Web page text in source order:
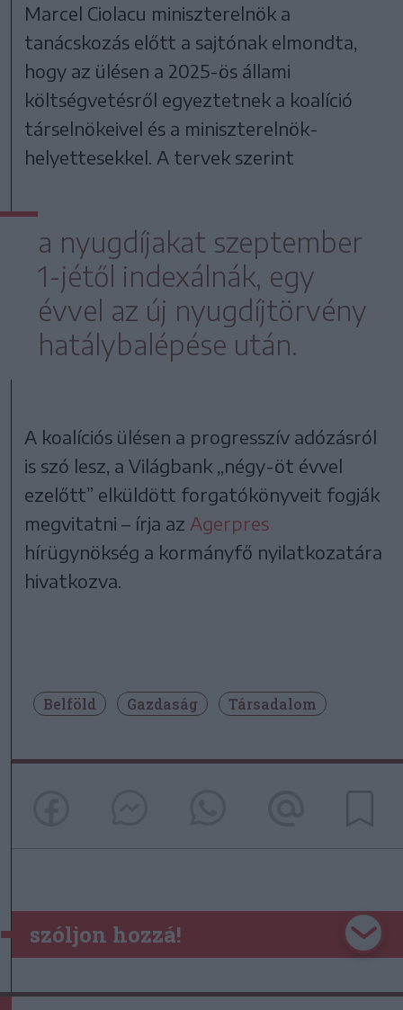
Marcel Ciolacu miniszterelnök a
tanácskozás előtt a sajtónak elmondta,
hogy az ülésen a 2025-ös állami
költségvetésről egyeztetnek a koalíció
társelnökeivel és a miniszterelnök-
helyettesekkel. A tervek szerint
a nyugdíjakat szeptember
1-jétől indexálnák, egy
évvel az új nyugdíjtörvény
hatálybalépése után.
A koalíciós ülésen a progresszív adózásról
is szó lesz, a Világbank „négy-öt évvel
ezelőtt” elküldött forgatókönyveit fogják
megvitatni – írja az Agerpres
hírügynökség a kormányfő nyilatkozatára
hivatkozva.
Belföld Gazdaság Társadalom
szóljon hozzá!